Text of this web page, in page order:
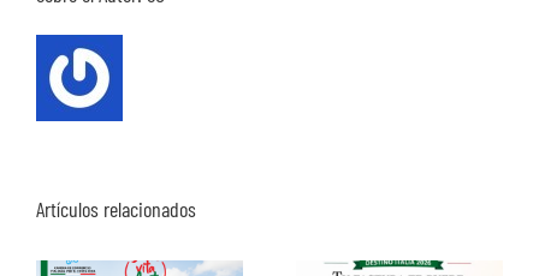
Artículos relacionados